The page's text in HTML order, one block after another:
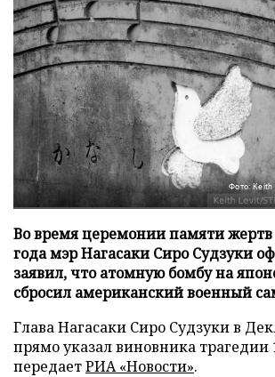
Фото: Keith
Во время церемонии памяти жертв
года мэр Нагасаки Сиро Судзуки
заявил, что атомную бомбу на
сбросил американский военный
Глава Нагасаки Сиро Судзуки в
прямо указал виновника трагедии
передаетРИА «Новости».